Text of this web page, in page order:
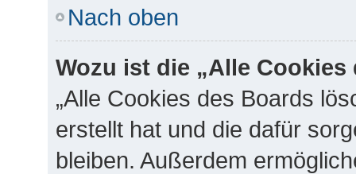
Nach oben
Wozu ist die „Alle
„Alle Cookies des Boards
erstellt hat und die dafür
bleiben. Außerdem